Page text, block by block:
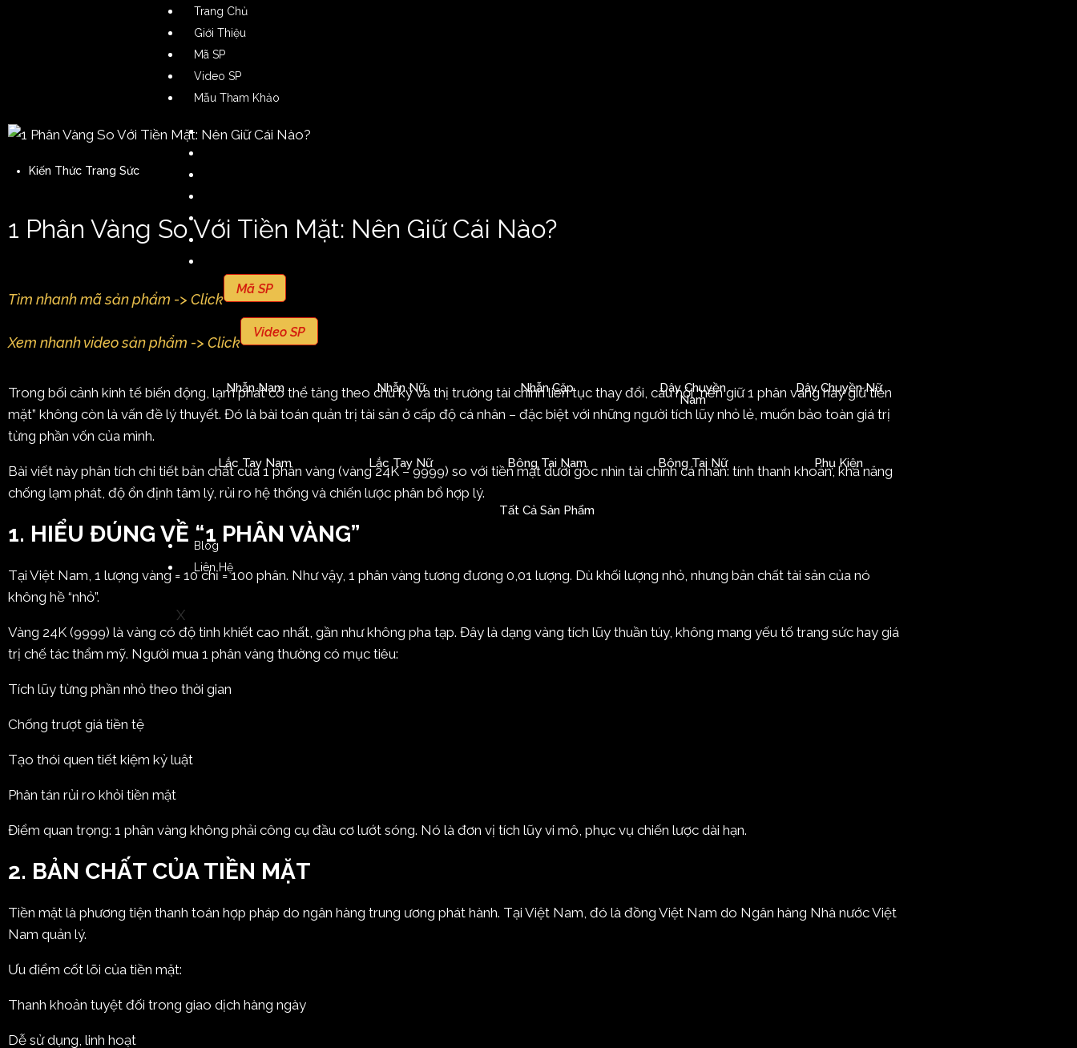
Trang Chủ
Giới Thiệu
Mã SP
Video SP
Mẫu Tham Khảo
Nhẫn Nam
Dây Chuyền Nữ
Lắc Tay Nam
Bông Tai Nam
Bông Tai Nữ
Phụ Kiện
Nhẫn Nam Nhẫn Nữ Nhẫn Cặp
Dây Chuyền
Nam
Dây Chuyền Nữ
Lắc Tay Nam Lắc Tay Nữ Bông Tai Nam Bông Tai Nữ Phụ Kiện
Tất Cả Sản Phẩm
Blog
Liên Hệ
X
Kiến Thức Trang Sức
1 Phân Vàng So Với Tiền Mặt: Nên Giữ Cái Nào?
Tìm nhanh mã sản phẩm -> Click
Mã SP
Xem nhanh video sản phẩm -> Click
Video SP
Trong bối cảnh kinh tế biến động, lạm phát có thể tăng theo chu kỳ và thị trường tài chính liên tục thay đổi, câu hỏi “nên giữ 1 phân vàng hay giữ tiền
mặt” không còn là vấn đề lý thuyết. Đó là bài toán quản trị tài sản ở cấp độ cá nhân – đặc biệt với những người tích lũy nhỏ lẻ, muốn bảo toàn giá trị
từng phần vốn của mình.
Bài viết này phân tích chi tiết bản chất của 1 phân vàng (vàng 24K – 9999) so với tiền mặt dưới góc nhìn tài chính cá nhân: tính thanh khoản, khả năng
chống lạm phát, độ ổn định tâm lý, rủi ro hệ thống và chiến lược phân bổ hợp lý.
1. HIỂU ĐÚNG VỀ “1 PHÂN VÀNG”
Tại Việt Nam, 1 lượng vàng = 10 chỉ = 100 phân. Như vậy, 1 phân vàng tương đương 0,01 lượng. Dù khối lượng nhỏ, nhưng bản chất tài sản của nó
không hề “nhỏ”.
Vàng 24K (9999) là vàng có độ tinh khiết cao nhất, gần như không pha tạp. Đây là dạng vàng tích lũy thuần túy, không mang yếu tố trang sức hay giá
trị chế tác thẩm mỹ. Người mua 1 phân vàng thường có mục tiêu:
Tích lũy từng phần nhỏ theo thời gian
Chống trượt giá tiền tệ
Tạo thói quen tiết kiệm kỷ luật
Phân tán rủi ro khỏi tiền mặt
Điểm quan trọng: 1 phân vàng không phải công cụ đầu cơ lướt sóng. Nó là đơn vị tích lũy vi mô, phục vụ chiến lược dài hạn.
2. BẢN CHẤT CỦA TIỀN MẶT
Tiền mặt là phương tiện thanh toán hợp pháp do ngân hàng trung ương phát hành. Tại Việt Nam, đó là đồng Việt Nam do Ngân hàng Nhà nước Việt
Nam quản lý.
Ưu điểm cốt lõi của tiền mặt:
Thanh khoản tuyệt đối trong giao dịch hàng ngày
Dễ sử dụng, linh hoạt